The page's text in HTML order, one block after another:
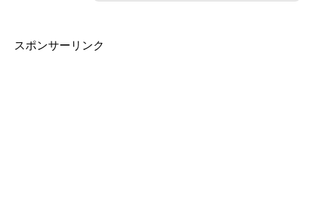
スポンサーリンク